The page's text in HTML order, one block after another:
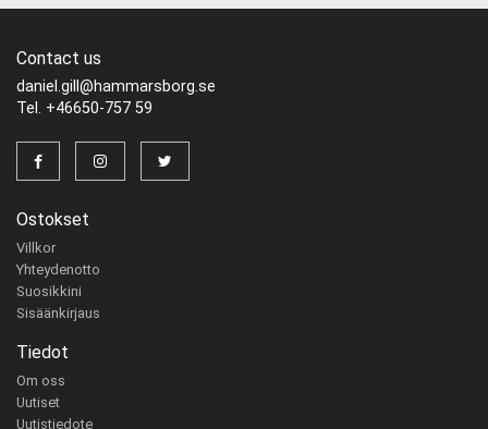
Contact us
daniel.gill@hammarsborg.se
Tel. +46650-757 59
Ostokset
Villkor
Yhteydenotto
Suosikkini
Sisäänkirjaus
Tiedot
Om oss
Uutiset
Uutistiedote